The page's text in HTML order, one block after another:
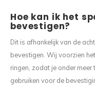
Hoe kan ik het
bevestigen?
Dit is afhankelijk van de
bevestigen. Wij voorzien
ringen, zodat je onder
gebruiken voor de